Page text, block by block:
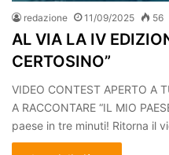
redazione 11/09/2025 56
AL VIA LA IV
CERTOSINO”
VIDEO CONTEST APERTO A
A RACCONTARE “IL MIO
paese in tre minuti! Ritorna il